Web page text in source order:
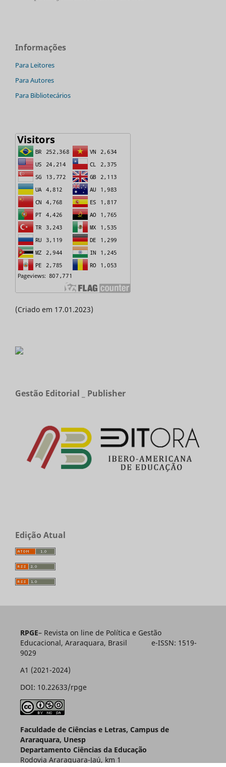
Informações
Para Leitores
Para Autores
Para Bibliotecários
(Criado em 17.01.2023)
Gestão Editorial _ Publisher
Edição Atual
RPGE– Revista on line de Política e Gestão
Educacional, Araraquara, Brasil e-ISSN: 1519-
9029
A1 (2021-2024)
DOI: 10.22633/rpge
Faculdade de Ciências e Letras, Campus de
Araraquara, Unesp
Departamento Ciências da Educação
Rodovia Araraquara-Jaú, km 1